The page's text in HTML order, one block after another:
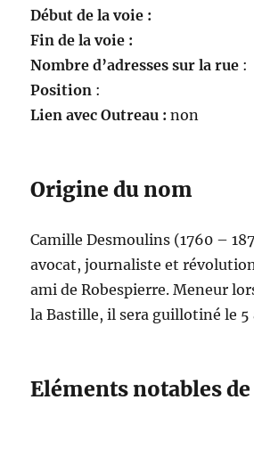
Début de la voie :
Fin de la voie :
Nombre d’adresses sur la rue :
Position :
Lien avec Outreau : non
Origine du nom
Camille Desmoulins (1760 –
avocat, journaliste et
ami de Robespierre. Meneur
la Bastille, il sera guillotiné le 5
Eléments notables